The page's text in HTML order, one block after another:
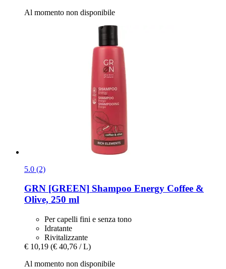
Al momento non disponibile
5.0 (2)
GRN [GREEN] Shampoo Energy Coffee &
Olive, 250 ml
Per capelli fini e senza tono
Idratante
Rivitalizzante
€ 10,19 (€ 40,76 / L)
Al momento non disponibile